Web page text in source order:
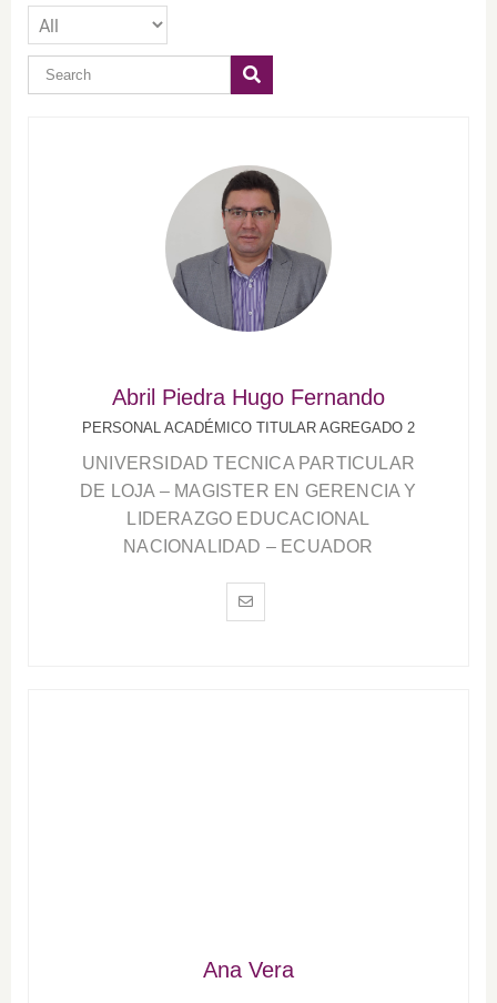
Abril Piedra Hugo Fernando
PERSONAL ACADÉMICO TITULAR AGREGADO 2
UNIVERSIDAD TECNICA PARTICULAR
DE LOJA – MAGISTER EN GERENCIA Y
LIDERAZGO EDUCACIONAL
NACIONALIDAD – ECUADOR
Ana Vera